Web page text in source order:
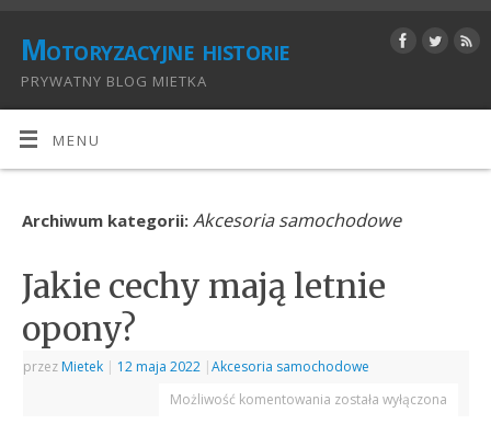
Motoryzacyjne historie
PRYWATNY BLOG MIETKA
MENU
Archiwum kategorii: Akcesoria samochodowe
Jakie cechy mają letnie
opony?
przez Mietek | 12 maja 2022 |Akcesoria samochodowe
Możliwość komentowania została wyłączona